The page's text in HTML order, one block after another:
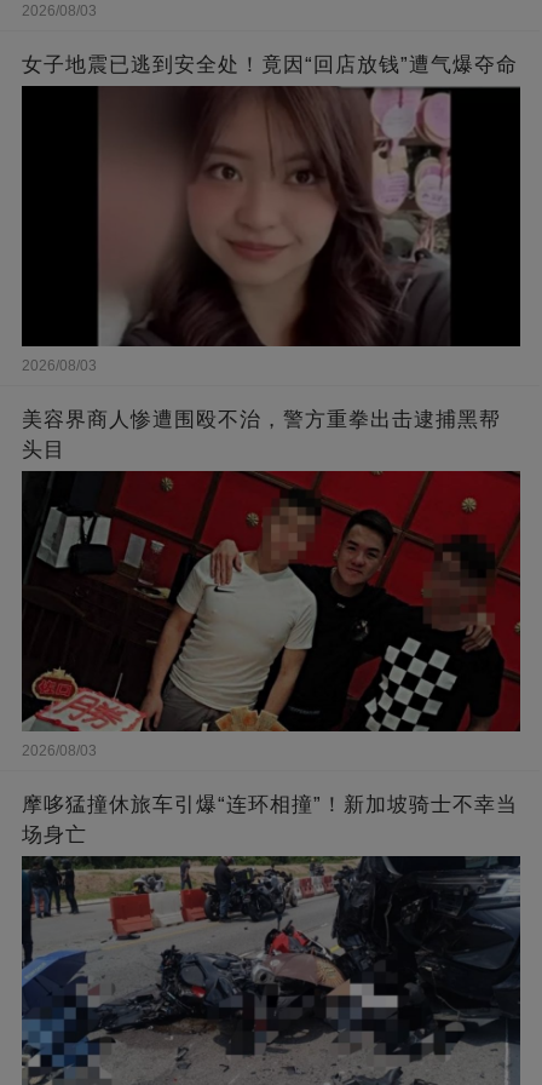
2026/08/03
女子地震已逃到安全处！竟因“回店放钱”遭气爆夺命
2026/08/03
美容界商人惨遭围殴不治，警方重拳出击逮捕黑帮
头目
2026/08/03
摩哆猛撞休旅车引爆“连环相撞”！新加坡骑士不幸当
场身亡